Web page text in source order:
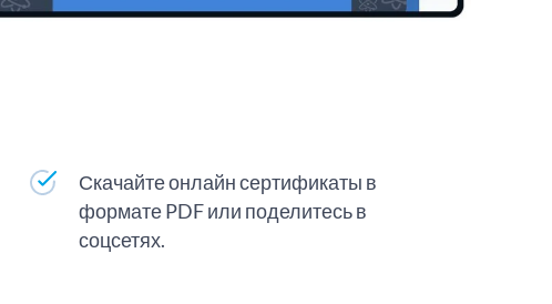
Скачайте онлайн сертификаты в
формате PDF или поделитесь в
соцсетях.